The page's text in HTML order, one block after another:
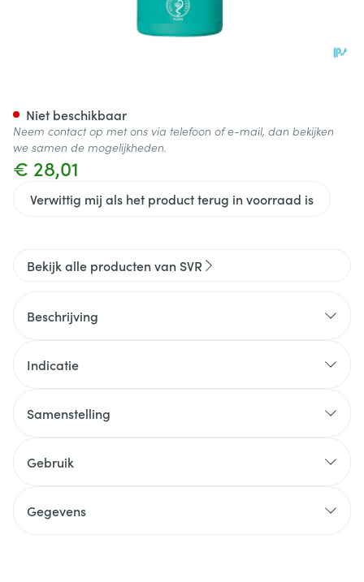
€ 28,01
Verwittig mij als het product terug in voorraad is
Niet beschikbaar
Neem contact op met ons via telefoon of e-mail, dan bekijken
we samen de mogelijkheden.
Bekijk alle producten van SVR
Beschrijving
Indicatie
Samenstelling
Gebruik
Gegevens